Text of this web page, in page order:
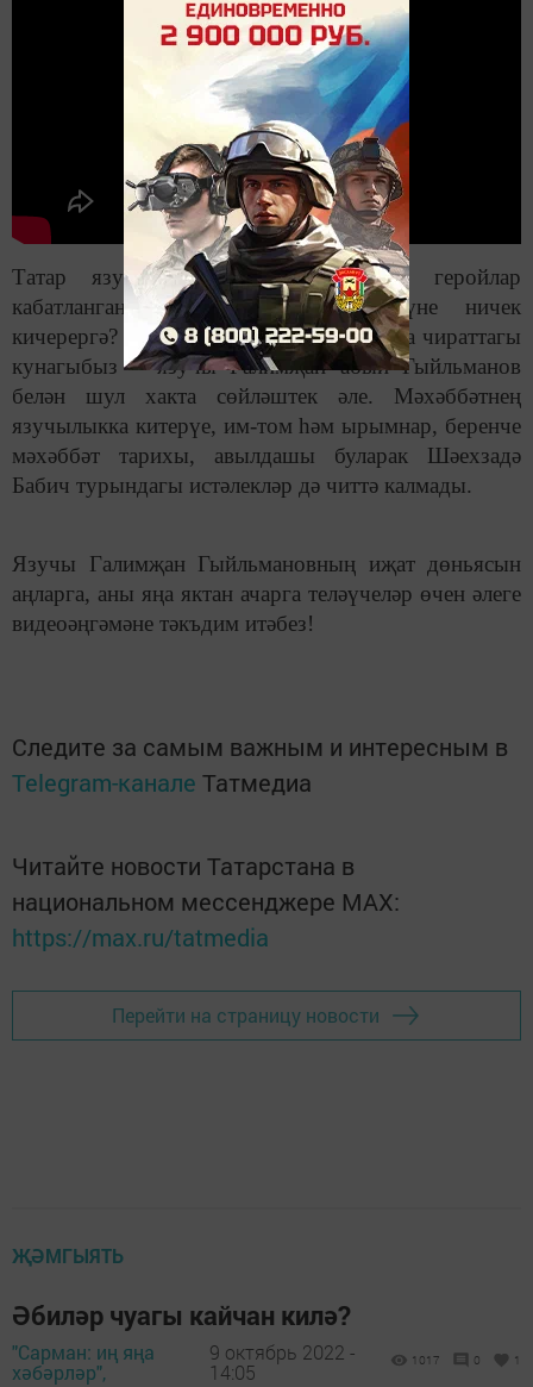
Татар язучысы урлашамы? Сюжет, геройлар
кабатланганда плагиатлыкта гаепләнүне ничек
кичерергә? «Әдәби портрет» проектында чираттагы
кунагыбыз – язучы Галимҗан абый Гыйльманов
белән шул хакта сөйләштек әле. Мәхәббәтнең
язучылыкка китерүе, им-том һәм ырымнар, беренче
мәхәббәт тарихы, авылдашы буларак Шәехзадә
Бабич турындагы истәлекләр дә читтә калмады.
Язучы Галимҗан Гыйльмановның иҗат дөньясын
аңларга, аны яңа яктан ачарга теләүчеләр өчен әлеге
видеоәңгәмәне тәкъдим итәбез!
Следите за самым важным и интересным в
Telegram-канале Татмедиа
Читайте новости Татарстана в
национальном мессенджере MАХ:
https://max.ru/tatmedia
Перейти на страницу новости
ҖӘМГЫЯТЬ
Әбиләр чуагы кайчан килә?
"Сарман: иң яңа
хәбәрләр",
9 октябрь 2022 -
14:05
1017 0 1